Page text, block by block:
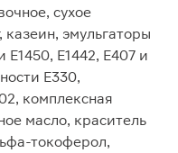
сухое
эмульгаторы
Е1450, Е1442, Е407 и
Е330,
комплексная
масло, краситель
токоферол,